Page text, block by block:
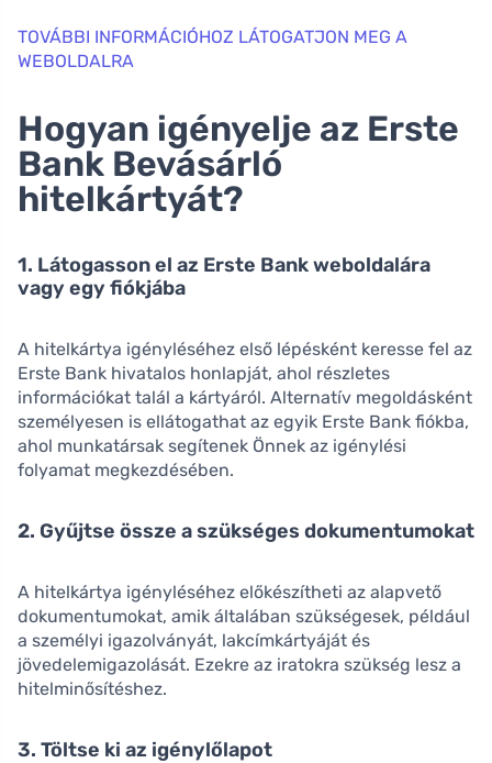
TOVÁBBI INFORMÁCIÓHOZ LÁTOGATJON MEG A
WEBOLDALRA
Hogyan igényelje az Erste
Bank Bevásárló
hitelkártyát?
1. Látogasson el az Erste Bank weboldalára
vagy egy fiókjába
A hitelkártya igényléséhez első lépésként keresse fel az
Erste Bank hivatalos honlapját, ahol részletes
információkat talál a kártyáról. Alternatív megoldásként
személyesen is ellátogathat az egyik Erste Bank fiókba,
ahol munkatársak segítenek Önnek az igénylési
folyamat megkezdésében.
2. Gyűjtse össze a szükséges dokumentumokat
A hitelkártya igényléséhez előkészítheti az alapvető
dokumentumokat, amik általában szükségesek, például
a személyi igazolványát, lakcímkártyáját és
jövedelemigazolását. Ezekre az iratokra szükség lesz a
hitelminősítéshez.
3. Töltse ki az igénylőlapot